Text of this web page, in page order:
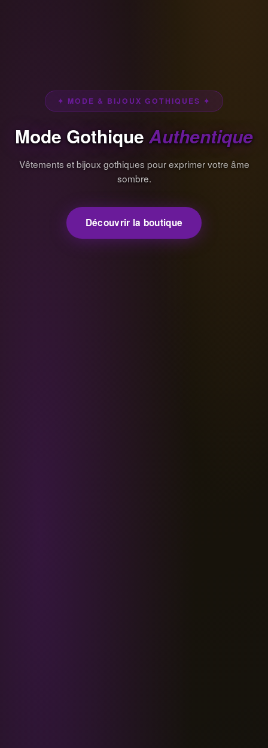
✦ MODE & BIJOUX GOTHIQUES ✦
Mode Gothique Authentique
Vêtements et bijoux gothiques pour exprimer votre âme
sombre.
Découvrir la boutique